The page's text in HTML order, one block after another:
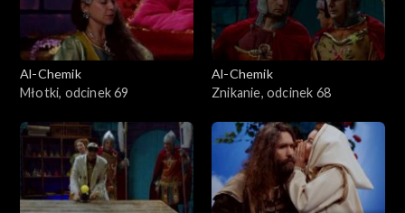
Al-Chemik
Młotki, odcinek 69
Al-Chemik
Znikanie, odcinek 68